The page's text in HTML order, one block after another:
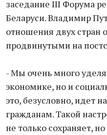
заседание III Форума
Беларуси. Владимир
отношения двух стран
продвинутыми на
- Мы очень много
экономике, но и
это, безусловно, идет
гражданам. Такой
не только сохраняет,